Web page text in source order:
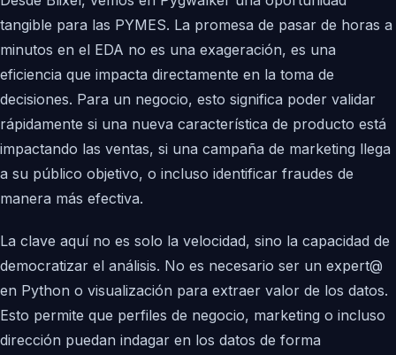
tangible para las PYMES. La promesa de pasar de horas a
minutos en el EDA no es una exageración, es una
eficiencia que impacta directamente en la toma de
decisiones. Para un negocio, esto significa poder validar
rápidamente si una nueva característica de producto está
impactando las ventas, si una campaña de marketing llega
a su público objetivo, o incluso identificar fraudes de
manera más efectiva.
La clave aquí no es solo la velocidad, sino la capacidad de
democratizar el análisis. No es necesario ser un expert@
en Python o visualización para extraer valor de los datos.
Esto permite que perfiles de negocio, marketing o incluso
dirección puedan indagar en los datos de forma